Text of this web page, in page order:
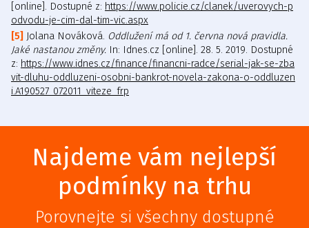
[online]. Dostupné z: https://www.policie.cz/clanek/uverovych-p
odvodu-je-cim-dal-tim-vic.aspx
Jolana Nováková. Oddlužení má od 1. června nová pravidla.
Jaké nastanou změny. In: Idnes.cz [online]. 28. 5. 2019. Dostupné
z: https://www.idnes.cz/finance/financni-radce/serial-jak-se-zba
vit-dluhu-oddluzeni-osobni-bankrot-novela-zakona-o-oddluzen
i.A190527_072011_viteze_frp
Najdeme vám nejlepší
podmínky na trhu
Porovnejte si všechny dostupné